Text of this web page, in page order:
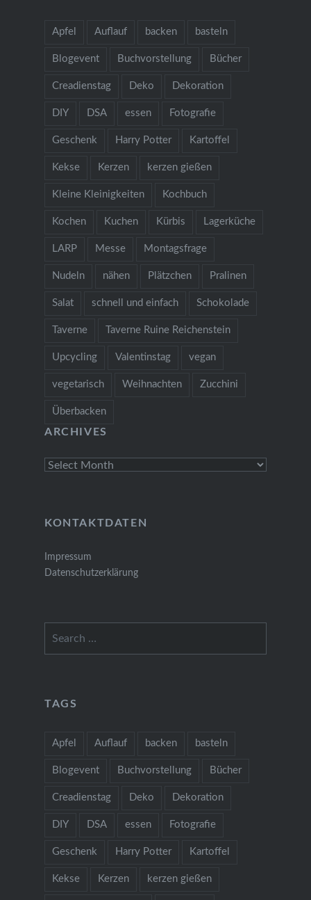
Apfel Auflauf backen basteln
Blogevent Buchvorstellung Bücher
Creadienstag Deko Dekoration
DIY DSA essen Fotografie
Geschenk Harry Potter Kartoffel
Kekse Kerzen kerzen gießen
Kleine Kleinigkeiten Kochbuch
Kochen Kuchen Kürbis Lagerküche
LARP Messe Montagsfrage
Nudeln nähen Plätzchen Pralinen
Salat schnell und einfach Schokolade
Taverne Taverne Ruine Reichenstein
Upcycling Valentinstag vegan
vegetarisch Weihnachten Zucchini
Überbacken
ARCHIVES
Archives
KONTAKTDATEN
Impressum
Datenschutzerklärung
for:
TAGS
Apfel Auflauf backen basteln
Blogevent Buchvorstellung Bücher
Creadienstag Deko Dekoration
DIY DSA essen Fotografie
Geschenk Harry Potter Kartoffel
Kekse Kerzen kerzen gießen